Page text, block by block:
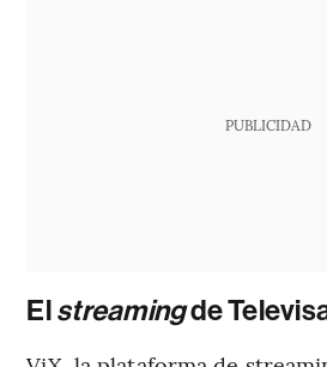
PUBLICIDAD
Elstreamingde